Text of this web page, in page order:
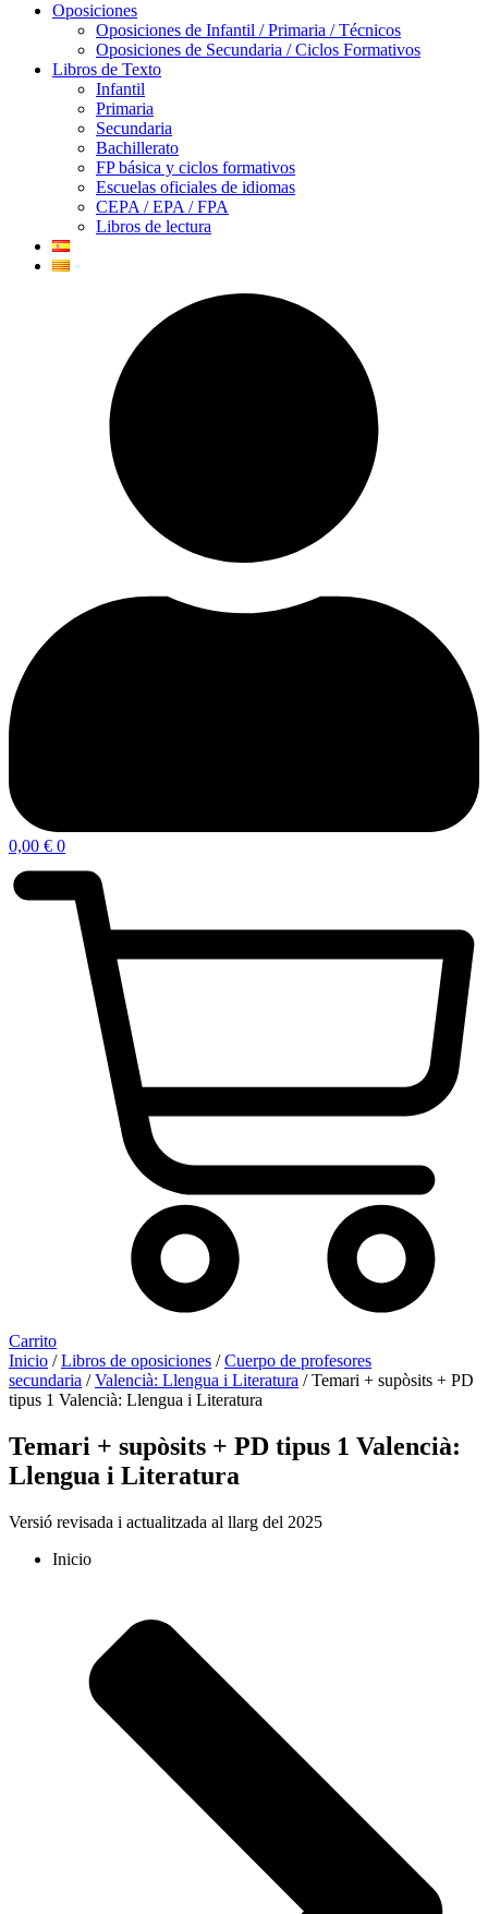
Oposiciones
Oposiciones de Infantil / Primaria / Técnicos
Oposiciones de Secundaria / Ciclos Formativos
Libros de Texto
Infantil
Primaria
Secundaria
Bachillerato
FP básica y ciclos formativos
Escuelas oficiales de idiomas
CEPA / EPA / FPA
Libros de lectura
0,00 € 0
Carrito
Inicio /Libros de oposiciones /Cuerpo de profesores
secundaria /Valencià: Llengua i Literatura / Temari + supòsits + PD
tipus 1 Valencià: Llengua i Literatura
Temari + supòsits + PD tipus 1 Valencià:
Llengua i Literatura
Versió revisada i actualitzada al llarg del 2025
Inicio